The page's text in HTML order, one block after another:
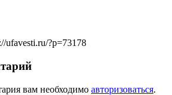
ufavesti.ru/?p=73178
вам необходимо авторизоваться.